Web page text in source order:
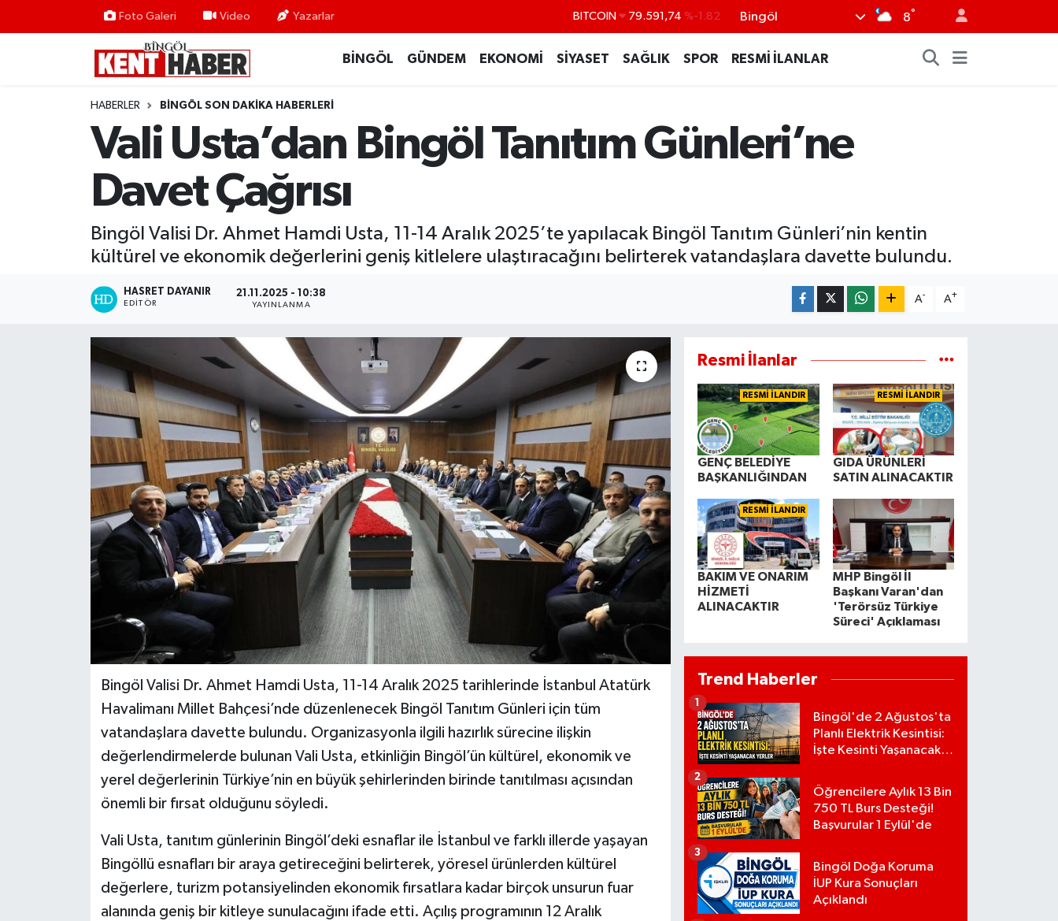
Foto Galeri Video Yazarlar DOLAR 45,43620 %0.02
14.598,00
Bingöl 8°
BİNGÖL GÜNDEM EKONOMİ SİYASET SAĞLIK SPOR RESMİ İLANLAR
HABERLER BINGÖL SON DAKIKA HABERLERI
Vali Usta’dan Bingöl Tanıtım Günleri’ne
Davet Çağrısı
Bingöl Valisi Dr. Ahmet Hamdi Usta, 11-14 Aralık 2025’te yapılacak Bingöl Tanıtım Günleri’nin kentin
kültürel ve ekonomik değerlerini geniş kitlelere ulaştıracağını belirterek vatandaşlara davette bulundu.
HASRET DAYANIR
EDITÖR
21.11.2025 - 10:38
YAYINLANMA
A- A+
Bingöl Valisi Dr. Ahmet Hamdi Usta, 11-14 Aralık 2025 tarihlerinde İstanbul Atatürk
Havalimanı Millet Bahçesi’nde düzenlenecek Bingöl Tanıtım Günleri için tüm
vatandaşlara davette bulundu. Organizasyonla ilgili hazırlık sürecine ilişkin
değerlendirmelerde bulunan Vali Usta, etkinliğin Bingöl’ün kültürel, ekonomik ve
yerel değerlerinin Türkiye’nin en büyük şehirlerinden birinde tanıtılması açısından
önemli bir fırsat olduğunu söyledi.
Vali Usta, tanıtım günlerinin Bingöl’deki esnaflar ile İstanbul ve farklı illerde yaşayan
Bingöllü esnafları bir araya getireceğini belirterek, yöresel ürünlerden kültürel
değerlere, turizm potansiyelinden ekonomik fırsatlara kadar birçok unsurun fuar
alanında geniş bir kitleye sunulacağını ifade etti. Açılış programının 12 Aralık
Resmi İlanlar
RESMİ İLANDIR
GENÇ BELEDİYE
BAŞKANLIĞINDAN
RESMİ İLANDIR
GIDA ÜRÜNLERİ
SATIN ALINACAKTIR
RESMİ İLANDIR
BAKIM VE ONARIM
HİZMETİ
ALINACAKTIR
MHP Bingöl İl
Başkanı Varan'dan
'Terörsüz Türkiye
Süreci' Açıklaması
Trend Haberler
Bingöl'de 2 Ağustos'ta
Planlı Elektrik Kesintisi:
İşte Kesinti Yaşanacak
1
Öğrencilere Aylık 13 Bin
750 TL Burs Desteği!
Başvurular 1 Eylül'de
2
Bingöl Doğa Koruma
İUP Kura Sonuçları
Açıklandı
3
BİLİM-TEKNOLOJİ
GÜNDEM
KARLIOVA
RESMİ İLANLAR
SAĞLIK
SİYASET
SOLHAN
YAYLADERE
Bingöl Nöbetçi Eczaneler
Bingöl Hava Durumu
Bingöl Namaz Vakitleri
Bingöl Trafik Yoğunluk Haritası
Tüm Manşetler
Son Dakika Haberleri
Haber Arşivi